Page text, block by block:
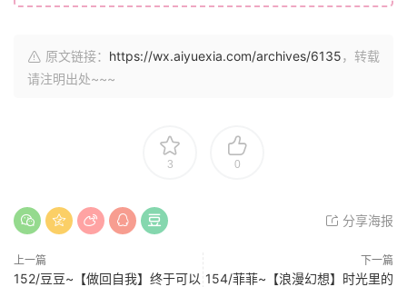
原文链接： https://wx.aiyuexia.com/archives/6135，转载
请注明出处~~~
3 0
分享海报
上一篇
152/豆豆~【做回自我】终于可以
下一篇
154/菲菲~【浪漫幻想】时光里的